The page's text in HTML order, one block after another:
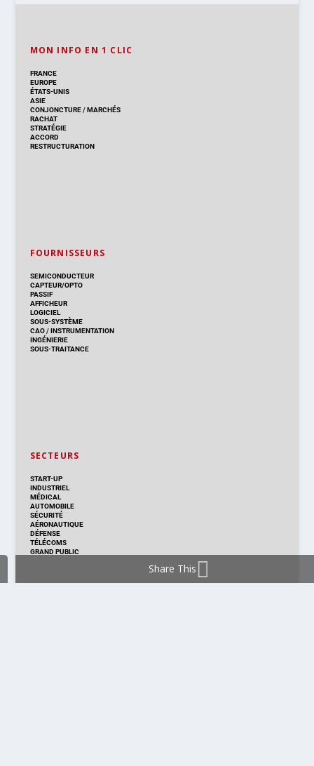
MON INFO EN 1 CLIC
FRANCE
EUROPE
ÉTATS-UNIS
ASIE
CONJONCTURE/MARCHÉS
RACHAT
STRATÉGIE
ACCORD
RESTRUCTURATION
FOURNISSEURS
SEMICONDUCTEUR
CAPTEUR/OPTO
PASSIF
AFFICHEUR
LOGICIEL
SOUS-SYSTÈME
CAO/INSTRUMENTATION
INGÉNIERIE
SOUS-TRAITANCE
SECTEURS
START-UP
INDUSTRIEL
MÉDICAL
AUTOMOBILE
SÉCURITÉ
AÉRONAUTIQUE
DÉFENSE
TÉLÉCOMS
GRAND PUBLIC
Share This